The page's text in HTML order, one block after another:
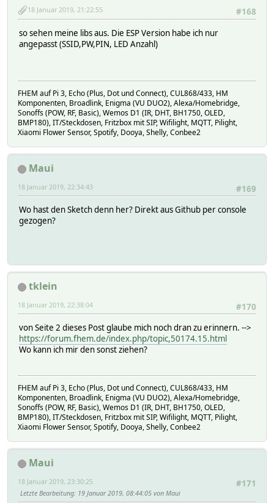
// listen for incoming clients
if (client) {
Serial.println(F("new client"));
// an http request ends with a blank line
boolean currentLineIsBlank = true;
boolean isGet = false;
boolean isPost = false;
boolean isPostData = false;
int postDataLength;
int ledix = 0;
int redLevel = 0;
int blueLevel = 0;
while (client.connected()) {
if (client.available()) {
case 0:
break;
greenLevel = colorVal(c);
break;
case 2:
blueLevel = colorVal(c);
tupel = 0;
break;
}
if (--postDataLength == 0) {
stripe_show();
sendOkResponse(client);
break;
}
// if you've gotten to the end of the line
// so you can send a reply
if (c == '\n' && currentLineIsBlank) {
#168
18 Januar 2019, 21:22:55
so sehen meine libs aus. Die ESP Version habe ich nur
angepasst (SSID,PW,PIN, LED Anzahl)
FHEM auf Pi 3, Echo (Plus, Dot und Connect), CUL868/433, HM
Komponenten, Broadlink, Enigma (VU DUO2), Alexa/Homebridge,
Sonoffs (POW, RF, Basic), Wemos D1 (IR, DHT, BH1750, OLED,
BMP180), IT/Steckdosen, Fritzbox mit SIP, Wifilight, MQTT, Pilight,
Xiaomi Flower Sensor, Spotify, Dooya, Shelly, Conbee2
Maui
#169
18 Januar 2019, 22:34:43
Wo hast den Sketch denn her? Direkt aus Github per console
gezogen?
tklein
#170
18 Januar 2019, 22:38:04
von Seite 2 dieses Post glaube mich noch dran zu erinnern. -->
https://forum.fhem.de/index.php/topic,50174.15.html
Wo kann ich mir den sonst ziehen?
FHEM auf Pi 3, Echo (Plus, Dot und Connect), CUL868/433, HM
Komponenten, Broadlink, Enigma (VU DUO2), Alexa/Homebridge,
Sonoffs (POW, RF, Basic), Wemos D1 (IR, DHT, BH1750, OLED,
BMP180), IT/Steckdosen, Fritzbox mit SIP, Wifilight, MQTT, Pilight,
Xiaomi Flower Sensor, Spotify, Dooya, Shelly, Conbee2
Maui
#171
18 Januar 2019, 23:30:25
Letzte Bearbeitung: 19 Januar 2019, 08:44:05 von Maui